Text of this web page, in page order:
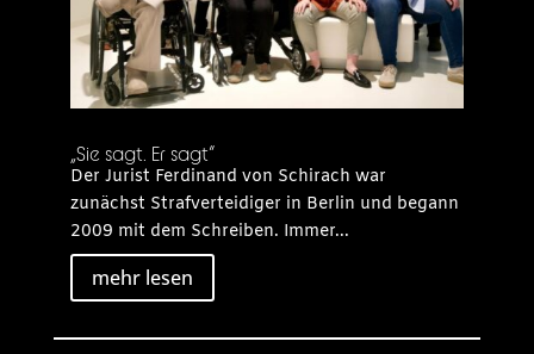
„Sie sagt. Er sagt“
Der Jurist Ferdinand von Schirach war
zunächst Strafverteidiger in Berlin und begann
2009 mit dem Schreiben. Immer...
mehr lesen